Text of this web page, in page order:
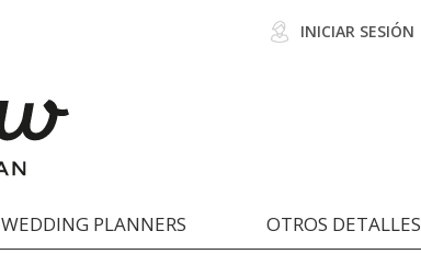
INICIAR SESIÓN
WEDDING PLANNERS OTROS DETALLES